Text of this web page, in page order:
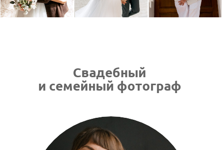
Свадебный
и семейный фотограф